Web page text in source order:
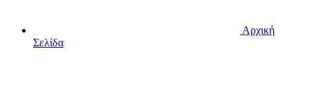
Αρχική
Σελίδα